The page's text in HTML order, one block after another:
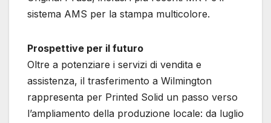
sistema AMS per la stampa multicolore.
Prospettive per il futuro
Oltre a potenziare i servizi di vendita e
assistenza, il trasferimento a Wilmington
rappresenta per Printed Solid un passo verso
l’ampliamento della produzione locale: da luglio